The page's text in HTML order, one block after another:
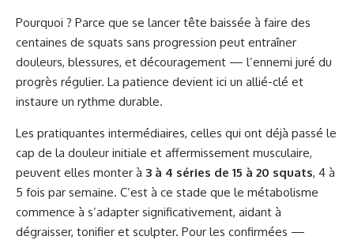
Pourquoi ? Parce que se lancer tête baissée à faire des
centaines de squats sans progression peut entraîner
douleurs, blessures, et découragement — l’ennemi juré du
progrès régulier. La patience devient ici un allié-clé et
instaure un rythme durable.
Les pratiquantes intermédiaires, celles qui ont déjà passé le
cap de la douleur initiale et affermissement musculaire,
peuvent elles monter à 3 à 4 séries de 15 à 20 squats, 4 à
5 fois par semaine. C’est à ce stade que le métabolisme
commence à s’adapter significativement, aidant à
dégraisser, tonifier et sculpter. Pour les confirmées —